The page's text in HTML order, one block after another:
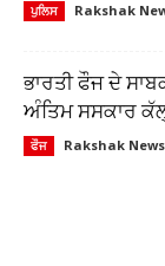
ਪੁਲਿਸ Rakshak
ਭਾਰਤੀ ਫੌਜ ਦੇ
ਅੰਤਿਮ ਸਸਕਾਰ
ਫੌਜ Rakshak News